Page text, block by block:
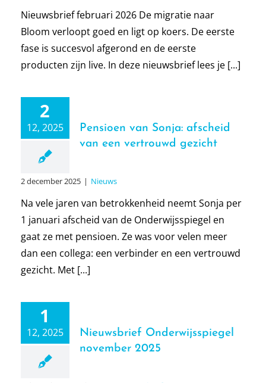
Nieuwsbrief februari 2026 De migratie naar
Bloom verloopt goed en ligt op koers. De eerste
fase is succesvol afgerond en de eerste
producten zijn live. In deze nieuwsbrief lees je [...]
2
12, 2025
Pensioen van Sonja: afscheid
van een vertrouwd gezicht
Na vele jaren van betrokkenheid neemt Sonja per
1 januari afscheid van de Onderwijsspiegel en
gaat ze met pensioen. Ze was voor velen meer
dan een collega: een verbinder en een vertrouwd
gezicht. Met [...]
1
12, 2025
Nieuwsbrief Onderwijsspiegel